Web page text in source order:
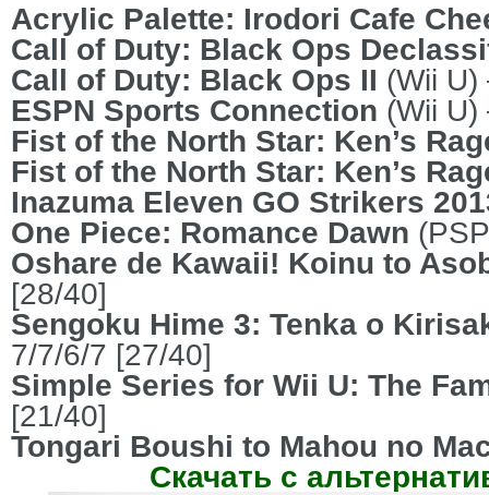
Acrylic Palette: Irodori Cafe
Call of Duty: Black Ops
Call of Duty: Black Ops II (Wii
ESPN Sports Connection (Wii
Fist of the North Star: Ken’s
Fist of the North Star: Ken’s
Inazuma Eleven GO Strikers
One Piece: Romance Dawn
Oshare de Kawaii! Koinu to
[28/40]
Sengoku Hime 3: Tenka o
7/7/6/7 [27/40]
Simple Series for Wii U: The
[21/40]
Tongari Boushi to Mahou no
Скачать с